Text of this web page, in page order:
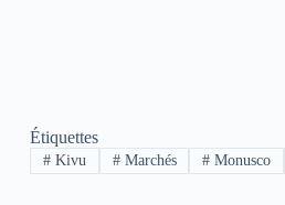
Étiquettes
#Kivu #Marchés # Monusco